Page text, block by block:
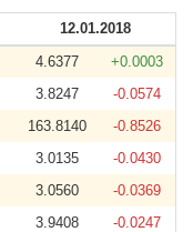
12.01.2018
4.6377
+0.0003
3.8247
-0.0574
163.8140
-0.8526
3.0135
-0.0430
3.0560
-0.0369
3.9408
-0.0247